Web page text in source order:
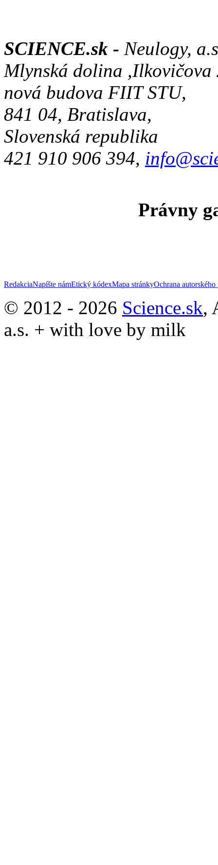
SCIENCE.sk - Neulogy,
Mlynská dolina ,Ilkovičova
nová budova FIIT STU,
841 04, Bratislava,
Slovenská republika
421 910 906 394,
Právny
RedakciaNapíšte námEtický kódexMapa stránkyOchrana autorského
© 2012 - 2026 Science.sk,
a.s. + with love by milk